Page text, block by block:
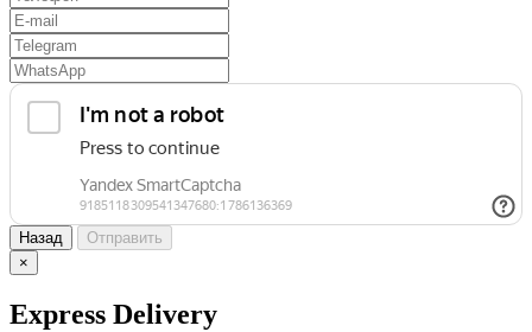
Назад
Отправить
×
Express Delivery